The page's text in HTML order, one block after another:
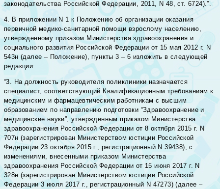
законодательства Российской Федерации, 2011, N 48, ст. 6724).”.
4. В приложении N 1 к Положению об организации оказания
первичной медико-санитарной помощи взрослому населению,
утвержденному приказом Министерства здравоохранения и
социального развития Российской Федерации от 15 мая 2012 г. N
543н (далее – Положение), пункты 3 – 6 изложить в следующей
редакции:
“3. На должность руководителя поликлиники назначается
специалист, соответствующий Квалификационным требованиям к
медицинским и фармацевтическим работникам с высшим
образованием по направлению подготовки “Здравоохранение и
медицинские науки”, утвержденным приказом Министерства
здравоохранения Российской Федерации от 8 октября 2015 г. N
707н (зарегистрирован Министерством юстиции Российской
Федерации 23 октября 2015 г., регистрационный N 39438), с
изменениями, внесенными приказом Министерства
здравоохранения Российской Федерации от 15 июня 2017 г. N
328н (зарегистрирован Министерством юстиции Российской
Федерации 3 июля 2017 г., регистрационный N 47273) (далее –